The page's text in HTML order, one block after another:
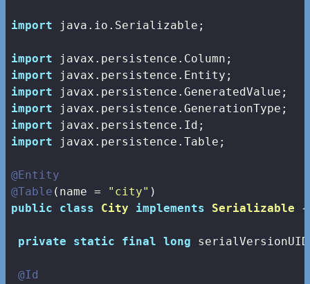
import java.io.Serializable;
import
import
import
import
import
import javax.persistence.Table;
@Entity
@Table (name = "city"
public
class City implements Serializable {
private static final long
@Id